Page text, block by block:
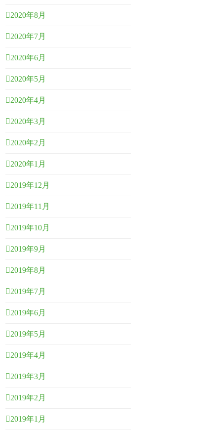
2020年8月
2020年7月
2020年6月
2020年5月
2020年4月
2020年3月
2020年2月
2020年1月
2019年12月
2019年11月
2019年10月
2019年9月
2019年8月
2019年7月
2019年6月
2019年5月
2019年4月
2019年3月
2019年2月
2019年1月